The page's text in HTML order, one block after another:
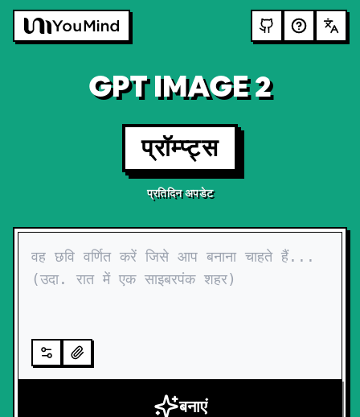
GPT IMAGE 2
प्रॉम्प्ट्स
प्रतिदिन अपडेट
बनाएं